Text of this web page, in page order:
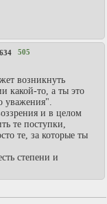
505
возникнуть
какой-то, а ты это
уважения".
и в целом
те поступки,
те, за которые ты
степени и